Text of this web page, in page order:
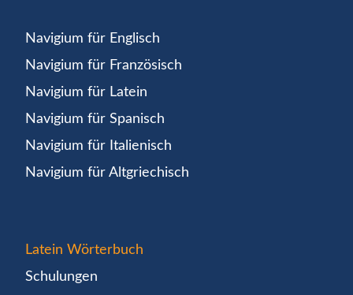
Navigium für Englisch
Navigium für Französisch
Navigium für Latein
Navigium für Spanisch
Navigium für Italienisch
Navigium für Altgriechisch
Latein Wörterbuch
Schulungen